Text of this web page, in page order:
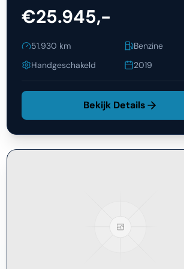
€25.945,-
51.930 km
Benzine
Handgeschakeld
2019
Bekijk Details